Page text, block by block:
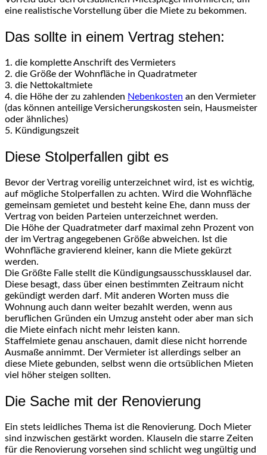
eine realistische Vorstellung über die Miete zu bekommen.
Das sollte in einem Vertrag stehen:
1. die komplette Anschrift des Vermieters
2. die Größe der Wohnfläche in Quadratmeter
3. die Nettokaltmiete
4. die Höhe der zu zahlenden Nebenkosten an den Vermieter
(das können anteilige Versicherungskosten sein, Hausmeister
oder ähnliches)
5. Kündigungszeit
Diese Stolperfallen gibt es
Bevor der Vertrag voreilig unterzeichnet wird, ist es wichtig,
auf mögliche Stolperfallen zu achten. Wird die Wohnfläche
gemeinsam gemietet und besteht keine Ehe, dann muss der
Vertrag von beiden Parteien unterzeichnet werden.
Die Höhe der Quadratmeter darf maximal zehn Prozent von
der im Vertrag angegebenen Größe abweichen. Ist die
Wohnfläche gravierend kleiner, kann die Miete gekürzt
werden.
Die Größte Falle stellt die Kündigungsausschussklausel dar.
Diese besagt, dass über einen bestimmten Zeitraum nicht
gekündigt werden darf. Mit anderen Worten muss die
Wohnung auch dann weiter bezahlt werden, wenn aus
beruflichen Gründen ein Umzug ansteht oder aber man sich
die Miete einfach nicht mehr leisten kann.
Staffelmiete genau anschauen, damit diese nicht horrende
Ausmaße annimmt. Der Vermieter ist allerdings selber an
diese Miete gebunden, selbst wenn die ortsüblichen Mieten
viel höher steigen sollten.
Die Sache mit der Renovierung
Ein stets leidliches Thema ist die Renovierung. Doch Mieter
sind inzwischen gestärkt worden. Klauseln die starre Zeiten
für die Renovierung vorsehen sind schlicht weg ungültig und